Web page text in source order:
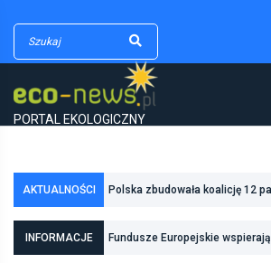
PORTAL EKOLOGICZNY
AKTUALNOŚCI
INFORMACJE Fundusze Europejskie